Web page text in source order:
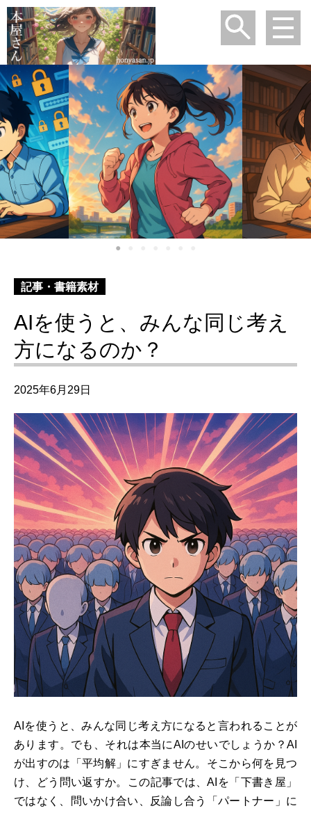
●
記事・書籍素材
AIを使うと、みんな同じ考え
方になるのか？
2025年6月29日
AIを使うと、みんな同じ考え方になると言われることが
あります。でも、それは本当にAIのせいでしょうか？AI
が出すのは「平均解」にすぎません。そこから何を見つ
け、どう問い返すか。この記事では、AIを「下書き屋」
ではなく、問いかけ合い、反論し合う「パートナー」に